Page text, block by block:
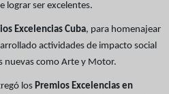
lograr ser excelentes.
Excelencias Cuba, para homenajear
actividades de impacto social
nuevas como Arte y Motor.
los Premios Excelencias en